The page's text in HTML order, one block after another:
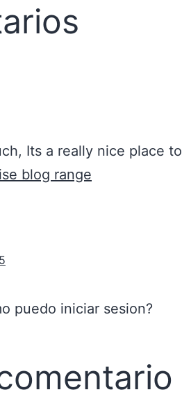
Its a really nice place to
blog range
puedo iniciar sesion?